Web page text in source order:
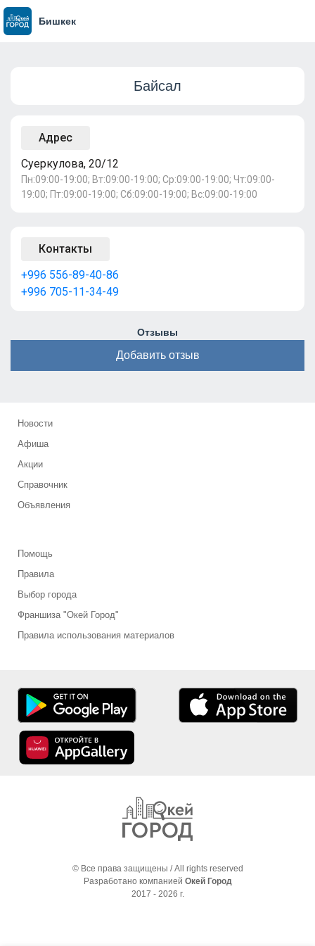
Бишкек
Байсал
Адрес
Суеркулова, 20/12
Пн:09:00-19:00; Вт:09:00-19:00; Ср:09:00-19:00; Чт:09:00-
19:00; Пт:09:00-19:00; Сб:09:00-19:00; Вс:09:00-19:00
Контакты
+996 556-89-40-86
+996 705-11-34-49
Отзывы
Добавить отзыв
Новости
Афиша
Акции
Справочник
Объявления
Помощь
Правила
Выбор города
Франшиза "Окей Город"
Правила использования материалов
© Все права защищены / All rights reserved
Разработано компанией Окей Город
2017 - 2026 г.